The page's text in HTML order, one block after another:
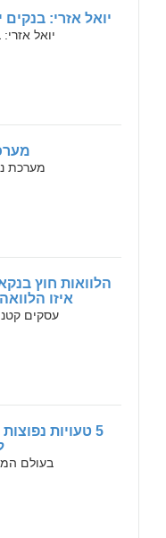
יואל אזרי:
יואל
מערכת
הלוואות חוץ
איזו
עסקים
5 טעויות
בעולם